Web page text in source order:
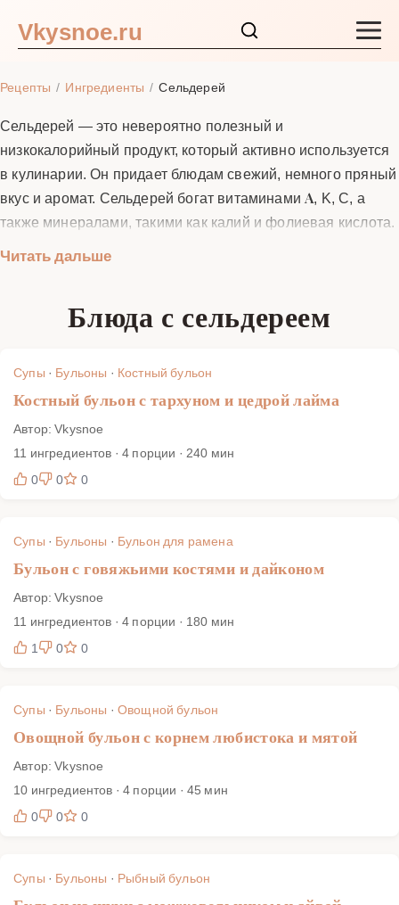
Vkysnoe.ru
Основные блюда
Супы
Ингредиенты
Блог
Рецепты Ингредиенты Сельдерей
Сельдерей — это невероятно полезный и
низкокалорийный продукт, который активно используется
в кулинарии. Он придает блюдам свежий, немного пряный
вкус и аромат. Сельдерей богат витаминами A, K, C, а
также минералами, такими как калий и фолиевая кислота.
использовать как основу для диетических блюд. В этом
которые помогут вам приготовить вкусные и полезные
Читать дальше
Блюда с сельдереем
Супы · Бульоны · Костный бульон
Костный бульон с тархуном и цедрой лайма
Автор: Vkysnoe
11 ингредиентов · 4 порции · 240 мин
0
0 0
Супы · Бульоны · Бульон для рамена
Бульон с говяжьими костями и дайконом
Автор: Vkysnoe
11 ингредиентов · 4 порции · 180 мин
1
0 0
Супы · Бульоны · Овощной бульон
Овощной бульон с корнем любистока и мятой
Автор: Vkysnoe
10 ингредиентов · 4 порции · 45 мин
0
0 0
Супы · Бульоны · Рыбный бульон